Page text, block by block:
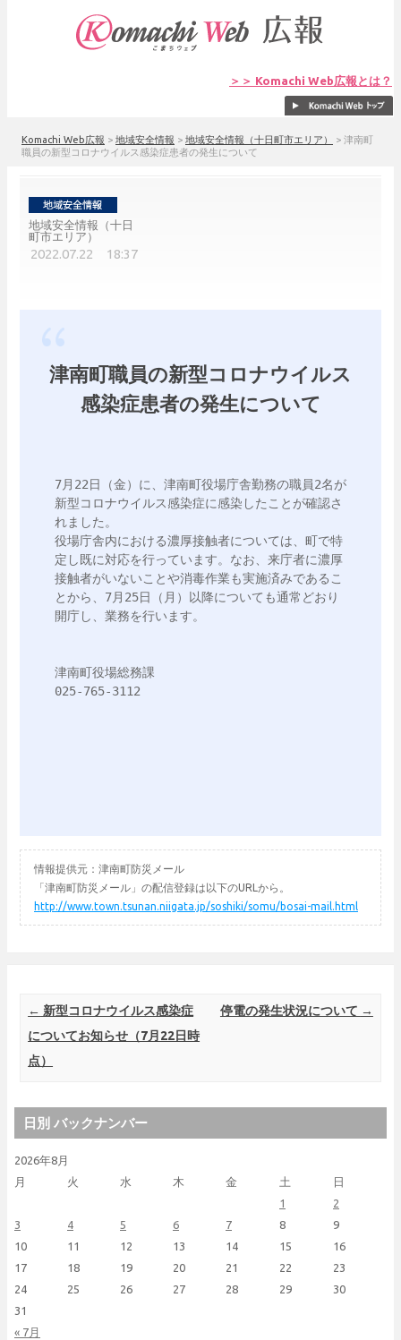
＞＞ Komachi Web広報とは？
Komachi Web広報 > 地域安全情報 > 地域安全情報（十日町市エリア） > 津南町
職員の新型コロナウイルス感染症患者の発生について
地域安全情報（十日
町市エリア）
2022.07.22 18:37
津南町職員の新型コロナウイルス
感染症患者の発生について
7月22日（金）に、津南町役場庁舎勤務の職員2名が
新型コロナウイルス感染症に感染したことが確認さ
れました。
役場庁舎内における濃厚接触者については、町で特
定し既に対応を行っています。なお、来庁者に濃厚
接触者がいないことや消毒作業も実施済みであるこ
とから、7月25日（月）以降についても通常どおり
開庁し、業務を行います。
津南町役場総務課
025-765-3112
情報提供元：津南町防災メール
「津南町防災メール」の配信登録は以下のURLから。
http://www.town.tsunan.niigata.jp/soshiki/somu/bosai-mail.html
Post navigation
← 新型コロナウイルス感染症
についてお知らせ（7月22日時
点）
停電の発生状況について →
日別 バックナンバー
2026年8月
月
火 水 木 金 土 日
« 7月
1
2
3
4 5 6 7 8
9
10
11 12 13 14 15
16
17
18 19 20 21 22
23
24
25 26 27 28 29
30
31